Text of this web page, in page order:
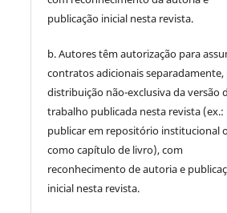
publicação inicial nesta revista.
b. Autores têm autorização para
contratos adicionais separadamente,
distribuição não-exclusiva da versão
trabalho publicada nesta revista (ex.:
publicar em repositório institucional
como capítulo de livro), com
reconhecimento de autoria e
inicial nesta revista.